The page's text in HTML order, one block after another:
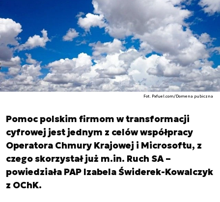
Fot. Pxfuel.com/Domena pubiczna
Pomoc polskim firmom w transformacji
cyfrowej jest jednym z celów współpracy
Operatora Chmury Krajowej i Microsoftu, z
czego skorzystał już m.in. Ruch SA –
powiedziała PAP Izabela Świderek-Kowalczyk
z OChK.